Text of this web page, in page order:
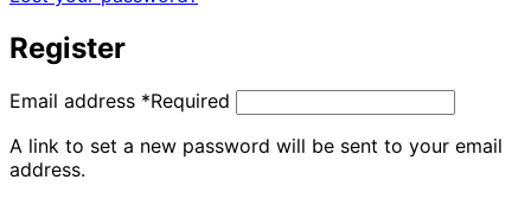
Register
Email address *Required
A link to set a new password will be sent to your email
address.